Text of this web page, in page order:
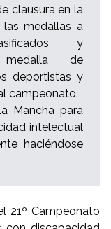
clausura en la
medallas a
y
medalla de
deportistas y
campeonato.
Mancha para
intelectual
haciéndose
21º Campeonato